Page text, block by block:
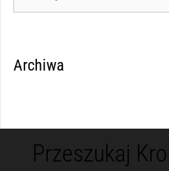
Archiwa
Przeszukaj